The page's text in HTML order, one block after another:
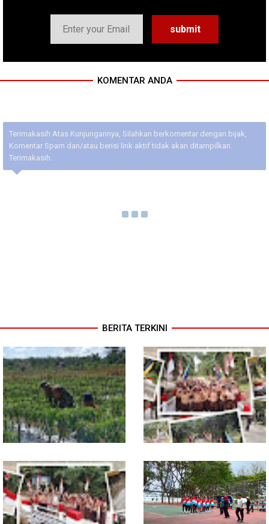
KOMENTAR ANDA
Terimakasih Atas Kunjungannya, Silahkan berkomentar dengan bijak,
Komentar Spam dan/atau berisi link aktif tidak akan ditampilkan.
Terimakasih.
BERITA TERKINI
Pendampingan Babinsa
Dorong Petani Tingkatkan Hasil
Tanaman Cabai
Jembatan Garuda Rampung,
Akses Warga Teladan Baru–
Kuala Kepeng Kini Semakin
Lancar